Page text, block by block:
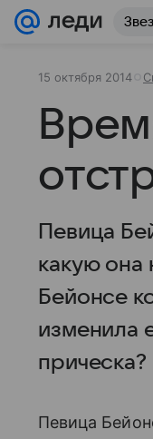
15 октября 2014
Певица
какую она
Бейонсе
изменила
прическа?
Певица